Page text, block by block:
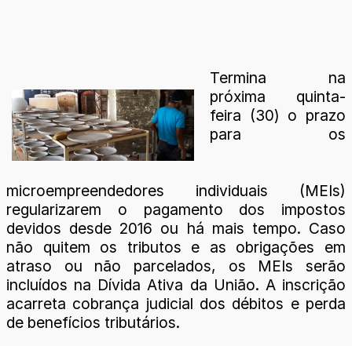
Termina na
próxima quinta-
feira (30) o prazo
para os
microempreendedores individuais (MEIs)
regularizarem o pagamento dos impostos
devidos desde 2016 ou há mais tempo. Caso
não quitem os tributos e as obrigações em
atraso ou não parcelados, os MEIs serão
incluídos na Dívida Ativa da União. A inscrição
acarreta cobrança judicial dos débitos e perda
de benefícios tributários.